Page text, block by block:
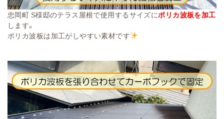
忠岡町 S様邸のテラス屋根で使用するサイズにポリカ波板を加工
します。
ポリカ波板は加工がしやすい素材です